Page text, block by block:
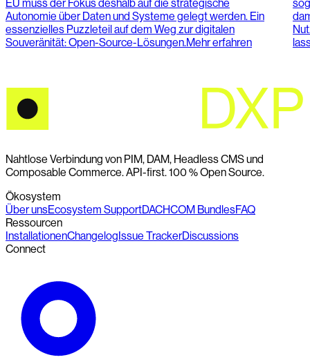
EU muss der Fokus deshalb auf die strategische
Autonomie über Daten und Systeme gelegt werden. Ein
essenzielles Puzzleteil auf dem Weg zur digitalen
Souveränität: Open-Source-Lösungen.Mehr erfahren
Nahtlose Verbindung von PIM, DAM, Headless CMS und
Composable Commerce. API-first. 100 % Open Source.
Ökosystem
Über unsEcosystem SupportDACHCOM BundlesFAQ
Ressourcen
InstallationenChangelogIssue TrackerDiscussions
Connect